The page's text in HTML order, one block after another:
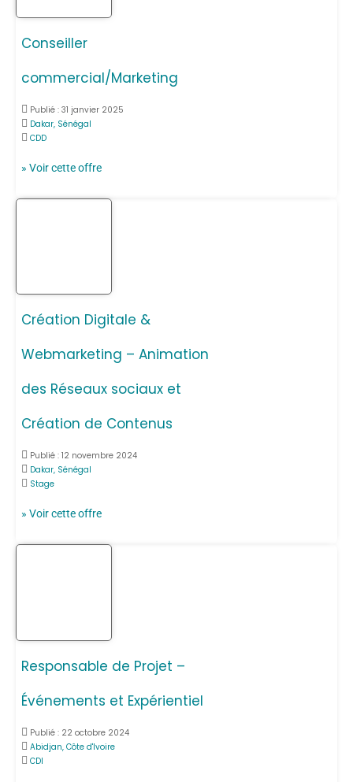
Conseiller
commercial/Marketing
Publié : 31 janvier 2025
Dakar, Sénégal
CDD
» Voir cette offre
Création Digitale &
Webmarketing – Animation
des Réseaux sociaux et
Création de Contenus
Publié : 12 novembre 2024
Dakar, Sénégal
Stage
» Voir cette offre
Responsable de Projet –
Événements et Expérientiel
Publié : 22 octobre 2024
Abidjan, Côte d'Ivoire
CDI